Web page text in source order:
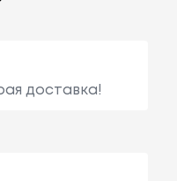
доставка!